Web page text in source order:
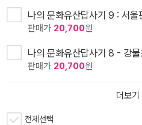
나의 문화유산답사기 9 : 서
판매가 20,700원
나의 문화유산답사기 8 - 강
판매가 20,700원
더보기
전체선택